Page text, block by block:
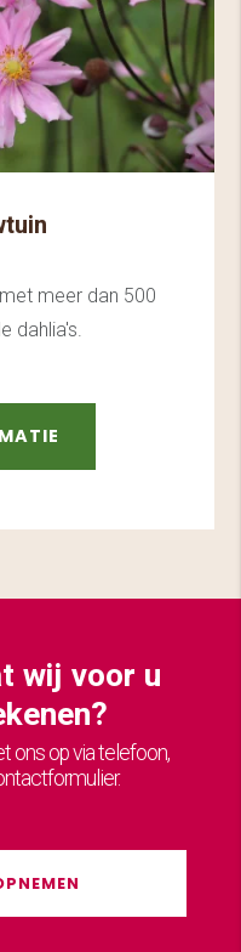
meer dan 500
dahlia's.
wij voor u
ons op via telefoon,